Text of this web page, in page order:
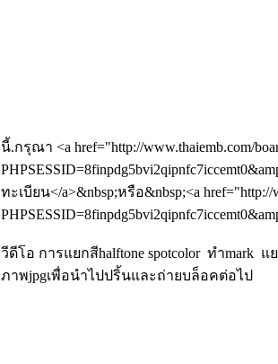
นี้.กรุณา <a href="http://www.thaiemb.com/
ทะเบียน</a>&nbsp;หรือ&nbsp;<a href="http://
วีดีโอ การแยกสีhalftone spotcolor ทำmark
ภาพjpgเพื่อนำไปปริ้นและถ่ายบล็อคต่อไป